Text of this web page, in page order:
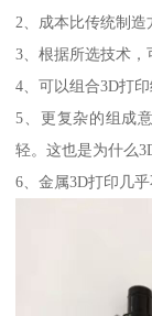
2、成本比传统制造
3、根据所选技术，
4、可以组合3D打
5、更复杂的组成
轻。这也是为什么
6、金属3D打印几乎